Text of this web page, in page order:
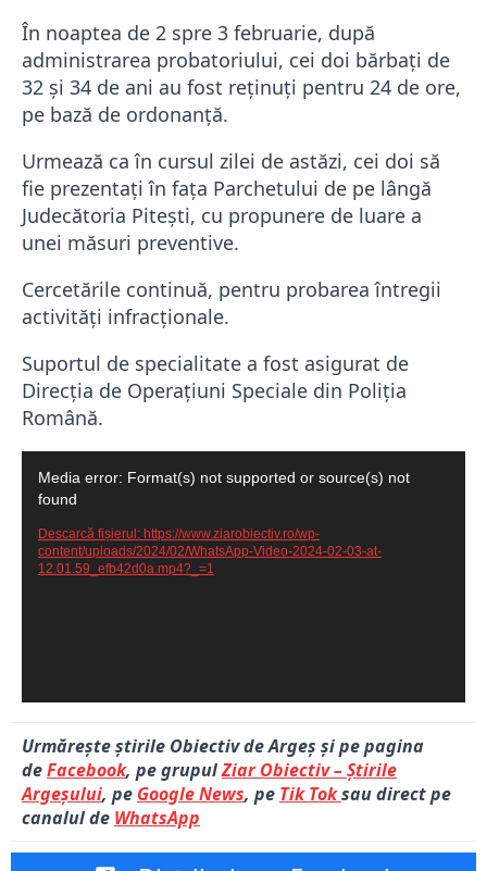
În noaptea de 2 spre 3 februarie, după
administrarea probatoriului, cei doi bărbați de
32 și 34 de ani au fost reținuți pentru 24 de ore,
pe bază de ordonanță.
Urmează ca în cursul zilei de astăzi, cei doi să
fie prezentați în fața Parchetului de pe lângă
Judecătoria Pitești, cu propunere de luare a
unei măsuri preventive.
Cercetările continuă, pentru probarea întregii
activități infracționale.
Suportul de specialitate a fost asigurat de
Direcția de Operațiuni Speciale din Poliția
Română.
video
Media error: Format(s) not supported or source(s) not
found
Descarcă fișierul: https://www.ziarobiectiv.ro/wp-
content/uploads/2024/02/WhatsApp-Video-2024-02-03-at-
12.01.59_efb42d0a.mp4?_=1
Urmărește știrile Obiectiv de Argeș și pe pagina
deFacebook, pe grupulZiar Obiectiv – Știrile
Argeșului, pe Google News, pe Tik Toksau direct pe
canalul de WhatsApp